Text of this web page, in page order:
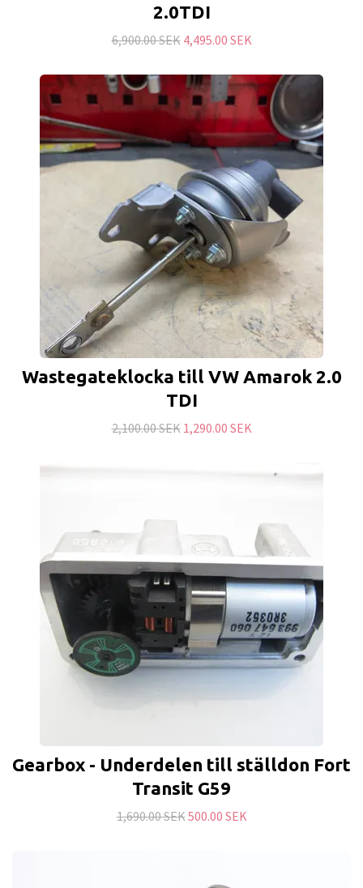
2.0TDI
6,900.00 SEK 4,495.00 SEK
Wastegateklocka till VW Amarok 2.0
TDI
2,100.00 SEK 1,290.00 SEK
Gearbox - Underdelen till ställdon Fort
Transit G59
1,690.00 SEK500.00 SEK